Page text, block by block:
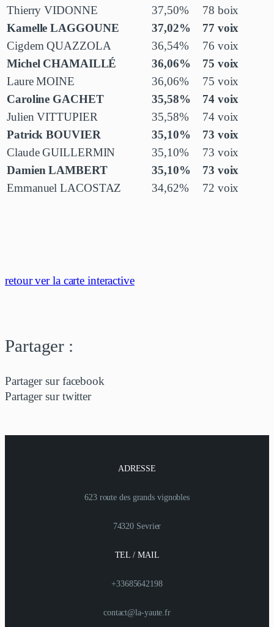
Thierry VIDONNE
37,50%
78 boix
Kamelle LAGGOUNE
37,02%
77 voix
Cigdem QUAZZOLA
36,54%
76 voix
Michel CHAMAILLÉ
36,06%
75 voix
Laure MOINE
36,06%
75 voix
Caroline GACHET
35,58%
74 voix
Julien VITTUPIER
35,58%
74 voix
Patrick BOUVIER
35,10%
73 voix
Claude GUILLERMIN
35,10%
73 voix
Damien LAMBERT
35,10%
73 voix
Emmanuel LACOSTAZ
34,62% 72 voix
retour ver la carte interactive
Partager :
Partager sur facebook
Partager sur twitter
ADRESSE
623 route des grands vignobles
74320 Sevrier
TEL / MAIL
+33685642198
contact@la-yaute.fr